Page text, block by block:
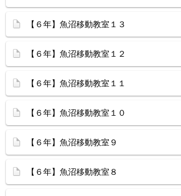
【６年】魚沼移動教室１３
【６年】魚沼移動教室１２
【６年】魚沼移動教室１１
【６年】魚沼移動教室１０
【６年】魚沼移動教室９
【６年】魚沼移動教室８